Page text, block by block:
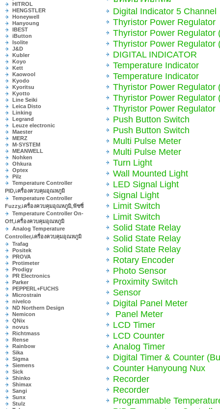
HITROL
HENGSTLER
Honeywell
Hanyoung
IBEST
iButton
Isolite
J&D
Kubler
Koyo
Kett
Kaowool
Kyodo
Kyoritsu
Kyotto
Line Seiki
Leica Disto
Linking
Legrand
Leuze electronic
Maester
MERZ
M-SYSTEM
MEANWELL
Nohken
Ohkura
Optex
Pilz
Temperature Controller
PID,เครื่องควบคุมอุณหภูมิ
Temperature Controller
Fuzzy,เครื่องควบคุมอุณหภูมิ,ฟัซซี่
Temperature Controller On-
Off,เครื่องควบคุมอุณหภูมิ
Analog Temperature
Controller,เครื่องควบคุมอุณหภูมิ
Trafag
Positek
PROVA
Protimeter
Prodigy
PR Electronics
Parker
PEPPERL+FUCHS
Microstrain
nivelco
ND Northern Design
Nemicon
QNix
novus
Richtmass
Rense
Rainbow
Sika
Sigma
Siemens
Sick
Shinko
Shimax
Sangi
Sunx
Stulz
Digital Indicator 5 Channel
Thyristor Power Regulator
Thyristor Power Regulator
Thyristor Power Regulator
DIGITAL INDICATOR
Temperature Indicator
Temperature Indicator
Thyristor Power Regulator
Thyristor Power Regulator
Thyristor Power Regulator
Push Button Switch
Push Button Switch
Multi Pulse Meter
Multi Pulse Meter
Turn Light
Wall Mounted Light
LED Signal Light
Signal Light
Limit Switch
Limit Switch
Solid State Relay
Solid State Relay
Solid State Relay
Rotary Encoder
Photo Sensor
Proximity Switch
Sensor
Digital Panel Meter
Panel Meter
LCD Timer
LCD Counter
Analog Timer
Digital Timer & Counter
Counter Hanyoung Nux
Recorder
Recorder
Programmable